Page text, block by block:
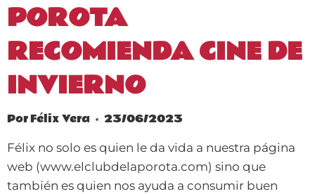
POROTA
RECOMIENDA CINE DE
INVIERNO
PorFélix Vera 23/06/2023
Félix no solo es quien le da vida a nuestra página
web (www.elclubdelaporota.com) sino que
también es quien nos ayuda a consumir buen